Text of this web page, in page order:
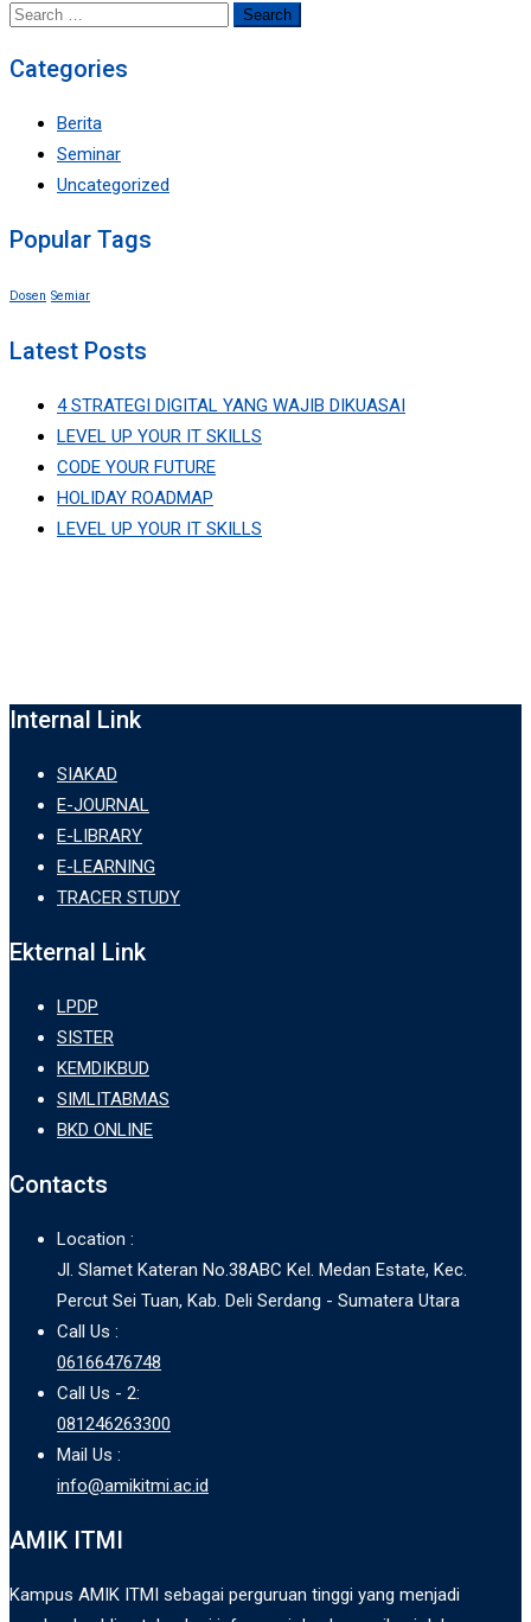
Search
Categories
Berita
Seminar
Uncategorized
Popular Tags
Dosen Semiar
Latest Posts
4 STRATEGI DIGITAL YANG WAJIB DIKUASAI
LEVEL UP YOUR IT SKILLS
CODE YOUR FUTURE
HOLIDAY ROADMAP
LEVEL UP YOUR IT SKILLS
Internal Link
SIAKAD
E-JOURNAL
E-LIBRARY
E-LEARNING
TRACER STUDY
Ekternal Link
LPDP
SISTER
KEMDIKBUD
SIMLITABMAS
BKD ONLINE
Contacts
Location :
Jl. Slamet Kateran No.38ABC Kel. Medan Estate, Kec.
Percut Sei Tuan, Kab. Deli Serdang - Sumatera Utara
Call Us :
06166476748
Call Us - 2:
081246263300
Mail Us :
info@amikitmi.ac.id
AMIK ITMI
Kampus AMIK ITMI sebagai perguruan tinggi yang menjadi